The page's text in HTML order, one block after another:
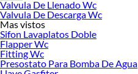
Valvula De Llenado Wc
Valvula De Descarga Wc
Mas vistos
Sifon Lavaplatos Doble
Flapper Wc
Fitting Wc
Presostato Para Bomba De Agua